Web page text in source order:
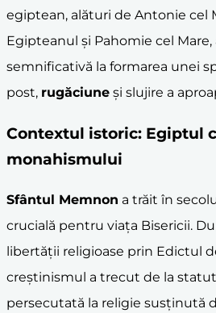
egiptean, alături de Antonie cel
Egipteanul și Pahomie cel
semnificativă la formarea unei
post, rugăciune și slujire a
Contextul istoric: Egiptul
monahismului
Sfântul Memnon a trăit în
crucială pentru viața Bisericii.
libertății religioase prin Edictul
creștinismul a trecut de la
persecutată la religie susținută